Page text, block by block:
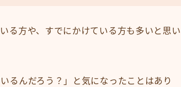
る方や、すでにかけている方も多いと思い
るんだろう？」と気になったことはあり